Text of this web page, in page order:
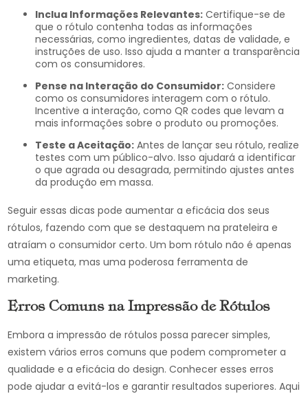
Inclua Informações Relevantes: Certifique-se de
que o rótulo contenha todas as informações
necessárias, como ingredientes, datas de validade, e
instruções de uso. Isso ajuda a manter a transparência
com os consumidores.
Pense na Interação do Consumidor: Considere
como os consumidores interagem com o rótulo.
Incentive a interação, como QR codes que levam a
mais informações sobre o produto ou promoções.
Teste a Aceitação: Antes de lançar seu rótulo, realize
testes com um público-alvo. Isso ajudará a identificar
o que agrada ou desagrada, permitindo ajustes antes
da produção em massa.
Seguir essas dicas pode aumentar a eficácia dos seus
rótulos, fazendo com que se destaquem na prateleira e
atraíam o consumidor certo. Um bom rótulo não é apenas
uma etiqueta, mas uma poderosa ferramenta de
marketing.
Erros Comuns na Impressão de Rótulos
Embora a impressão de rótulos possa parecer simples,
existem vários erros comuns que podem comprometer a
qualidade e a eficácia do design. Conhecer esses erros
pode ajudar a evitá-los e garantir resultados superiores. Aqui